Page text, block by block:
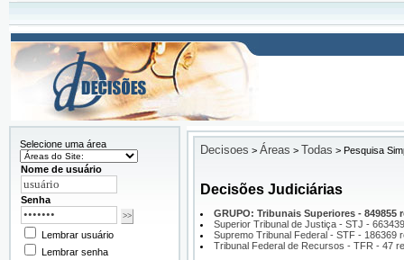
Selecione uma área
Nome de usuário
Senha
Lembrar usuário
Lembrar senha
Decisoes > Áreas > Todas > Pesquisa
Decisões Judiciárias
GRUPO: Tribunais Superiores - 849855
Superior Tribunal de Justiça - STJ -
Supremo Tribunal Federal - STF - 186369
Tribunal Federal de Recursos - TFR - 47